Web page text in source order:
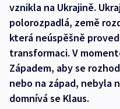
vznikla na Ukrajině.
polorozpadlá, země
která neúspěšně
transformaci. V
Západem, aby se
nebo na západ, nebyla
domnívá se Klaus.